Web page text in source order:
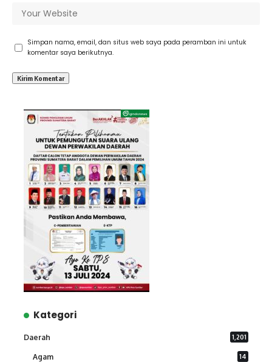
Simpan nama, email, dan situs web saya pada peramban ini untuk
komentar saya berikutnya.
Kategori
Daerah 1,201
Agam 14